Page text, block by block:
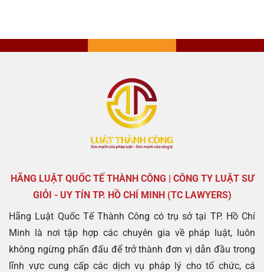
HÃNG LUẬT QUỐC TẾ THÀNH CÔNG | CÔNG TY LUẬT SƯ
GIỎI - UY TÍN TP. HỒ CHÍ MINH (TC LAWYERS)
Hãng Luật Quốc Tế Thành Công có trụ sở tại TP. Hồ Chí
Minh là nơi tập hợp các chuyên gia về pháp luật, luôn
không ngừng phấn đấu để trở thành đơn vị dẫn đầu trong
lĩnh vực cung cấp các dịch vụ pháp lý cho tổ chức, cá